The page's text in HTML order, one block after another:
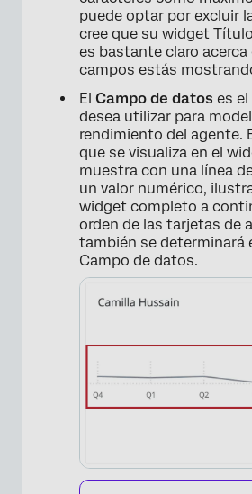
puede optar por excluir
cree que su widget
es bastante claro acerca
campos estás
El Campo de datos es
desea utilizar para
rendimiento del agente.
que se visualiza en el
muestra con una línea
un valor numérico,
widget completo a
orden de las tarjetas de
también se determinará
Campo de datos.